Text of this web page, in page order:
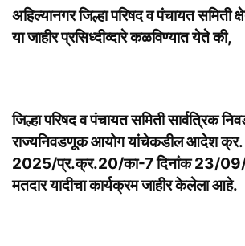
अहिल्यानगर जिल्हा परिषद व पंचायत समिती
या जाहीर प्रसिध्दीव्दारे कळविण्यात येते की,
जिल्हा परिषद व पंचायत समिती सार्वत्रिक
राज्यनिवडणूक आयोग यांचेकडील आदेश क्र.
2025/प्र.क्र.20/का-7 दिनांक 23/
मतदार यादीचा कार्यक्रम जाहीर केलेला आहे.